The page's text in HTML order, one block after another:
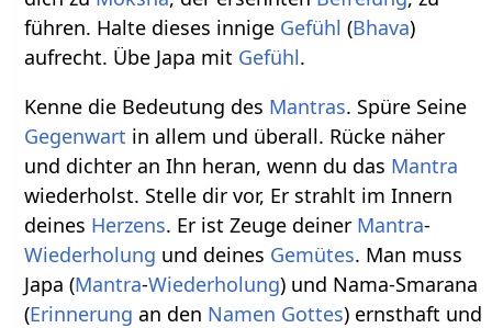
führen. Halte dieses innige Gefühl (Bhava)
aufrecht. Übe Japa mit Gefühl.
Kenne die Bedeutung des Mantras. Spüre Seine
Gegenwart in allem und überall. Rücke näher
und dichter an Ihn heran, wenn du das Mantra
wiederholst. Stelle dir vor, Er strahlt im Innern
deines Herzens. Er ist Zeuge deiner Mantra-
Wiederholung und deines Gemütes. Man muss
Japa (Mantra-Wiederholung) und Nama-Smarana
(Erinnerung an den Namen Gottes) ernsthaft und